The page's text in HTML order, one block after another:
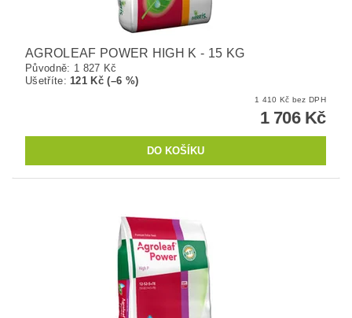
AGROLEAF POWER HIGH K - 15 KG
Původně: 1 827 Kč
Ušetříte:121 Kč (–6 %)
1 410 Kč bez DPH
1 706 Kč